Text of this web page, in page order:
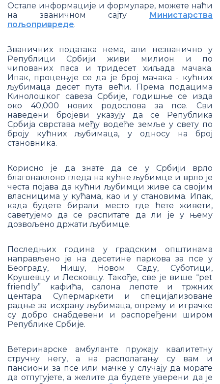
Остале информације и формуларе, можете наћи
на званичном сајту
Министарства
пољопривреде.
Званичних података нема, али незванично у
Републици Србији живи милион и по
чипованих паса и тридесет хиљада мачака.
Ипак, процењује се да је број мачака - кућних
љубимаца десет пута већи. Према подацима
Кинолошког савеза Србије, годишње се изда
око 40,000 нових родослова за псе. Сви
наведени бројеви указују да се Република
Србија сврстава међу водеће земље у свету по
броју кућних љубимаца, у односу на број
становника.
Корисно је да знате да се у Србији врло
благонаклоно гледа на кућне љубимце и врло је
честа појава да кућни љубимци живе са својим
власницима у кућама, као и у становима. Ипак,
када будете бирали место где ћете живети,
саветујемо да се распитате да ли је у њему
дозвољено држати љубимце.
Последњих година у градским општинама
направљено је на десетине паркова за псе у
Београду, Нишу, Новом Саду, Суботици,
Kрушевцу и Лесковцу. Такође, све је више “pet
friendly” кафића, салона лепоте и тржних
центара. Супермаркети и специјализоване
радње за исхрану љубимаца, опрему и играчке
су добро снабдевени и распоређени широм
Републике Србије.
Ветеринарске амбуланте пружају квалитетну
стручну негу, а на располагању су вам и
пансиони за псе или мачке у случају да морате
да отпутујете, а желите да будете уверени да је